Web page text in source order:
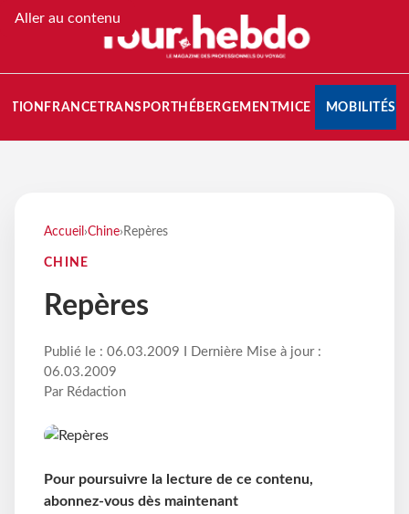
Aller au contenu
FRANCETRANSPORT HÉBERGEMENTMICE MOBILITÉS
Accueil ›Chine› Repères
CHINE
Repères
Publié le : 06.03.2009 I Dernière Mise à jour :
06.03.2009
Par Rédaction
Pour poursuivre la lecture de ce contenu,
abonnez-vous dès maintenant